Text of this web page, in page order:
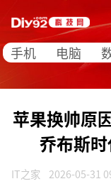
手机 电脑
苹果换帅原
乔布斯
IT之家 2026-05-31